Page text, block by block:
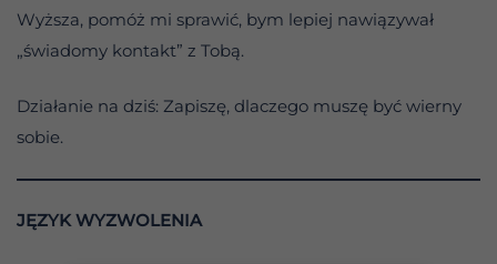
Wyższa, pomóż mi sprawić, bym lepiej nawiązywał
„świadomy kontakt” z Tobą.
Działanie na dziś: Zapiszę, dlaczego muszę być wierny
sobie.
JĘZYK WYZWOLENIA